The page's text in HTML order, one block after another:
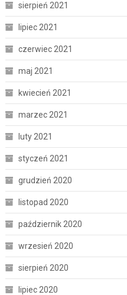
sierpień 2021
lipiec 2021
czerwiec 2021
maj 2021
kwiecień 2021
marzec 2021
luty 2021
styczeń 2021
grudzień 2020
listopad 2020
październik 2020
wrzesień 2020
sierpień 2020
lipiec 2020